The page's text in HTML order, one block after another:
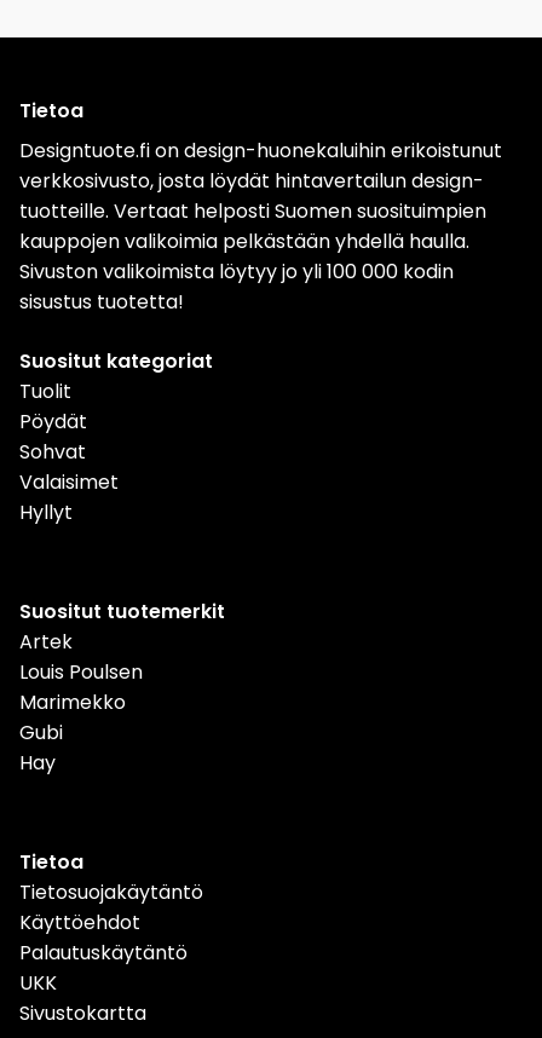
Tietoa
Designtuote.fi on design-huonekaluihin erikoistunut
verkkosivusto, josta löydät hintavertailun design-
tuotteille. Vertaat helposti Suomen suosituimpien
kauppojen valikoimia pelkästään yhdellä haulla.
Sivuston valikoimista löytyy jo yli 100 000 kodin
sisustus tuotetta!
Suositut kategoriat
Tuolit
Pöydät
Sohvat
Valaisimet
Hyllyt
Suositut tuotemerkit
Artek
Louis Poulsen
Marimekko
Gubi
Hay
Tietoa
Tietosuojakäytäntö
Käyttöehdot
Palautuskäytäntö
UKK
Sivustokartta